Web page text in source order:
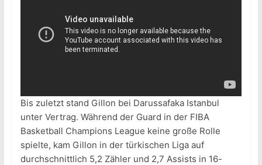
Bis zuletzt stand Gillon bei Darussafaka Istanbul
unter Vertrag. Während der Guard in der FIBA
Basketball Champions League keine große Rolle
spielte, kam Gillon in der türkischen Liga auf
durchschnittlich 5,2 Zähler und 2,7 Assists in 16-